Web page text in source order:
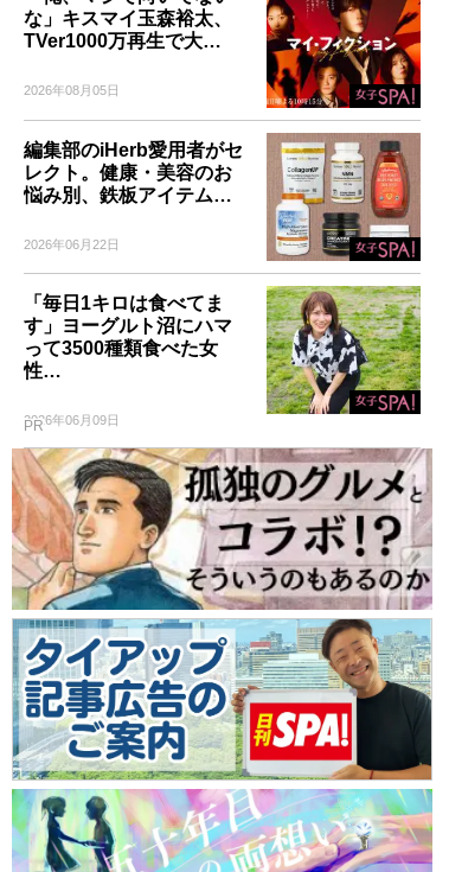
な」キスマイ玉森裕太、
TVer1000万再生で大…
2026年08月05日
編集部のiHerb愛用者がセ
レクト。健康・美容のお
悩み別、鉄板アイテム…
2026年06月22日
「毎日1キロは食べてま
す」ヨーグルト沼にハマ
って3500種類食べた女
性…
2026年06月09日
PR